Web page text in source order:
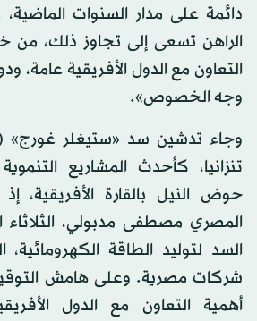
دائمة على مدار السنوات
الراهن تسعى إلى تجاوز ذلك، من
التعاون مع الدول الأفريقية
وجه الخصوص».
وجاء تدشين سد «ستيغلر غورج»
تنزانيا، كأحدث المشاريع
حوض النيل بالقارة الأفريقية،
المصري مصطفى مدبولي، الثلاثاء
السد لتوليد الطاقة
شركات مصرية. وعلى هامش
أهمية التعاون مع الدول